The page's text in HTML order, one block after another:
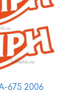
675 2006